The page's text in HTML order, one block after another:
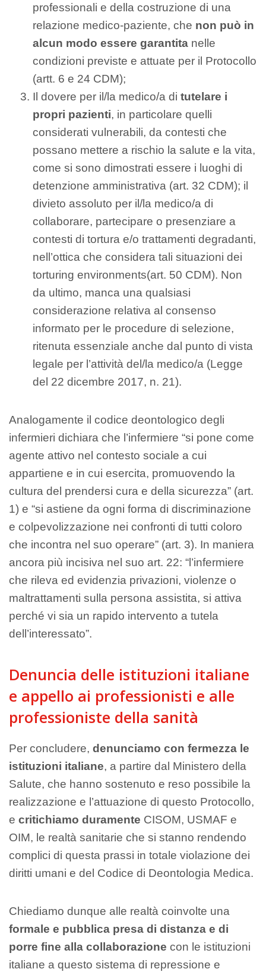
professionali e della costruzione di una
relazione medico-paziente, che non può in
alcun modo essere garantita nelle
condizioni previste e attuate per il Protocollo
(artt. 6 e 24 CDM);
Il dovere per il/la medico/a di tutelare i
propri pazienti, in particolare quelli
considerati vulnerabili, da contesti che
possano mettere a rischio la salute e la vita,
come si sono dimostrati essere i luoghi di
detenzione amministrativa (art. 32 CDM); il
divieto assoluto per il/la medico/a di
collaborare, partecipare o presenziare a
contesti di tortura e/o trattamenti degradanti,
nell’ottica che considera tali situazioni dei
torturing environments(art. 50 CDM). Non
da ultimo, manca una qualsiasi
considerazione relativa al consenso
informato per le procedure di selezione,
ritenuta essenziale anche dal punto di vista
legale per l’attività del/la medico/a (Legge
del 22 dicembre 2017, n. 21).
Analogamente il codice deontologico degli
infermieri dichiara che l’infermiere “si pone come
agente attivo nel contesto sociale a cui
appartiene e in cui esercita, promuovendo la
cultura del prendersi cura e della sicurezza” (art.
1) e “si astiene da ogni forma di discriminazione
e colpevolizzazione nei confronti di tutti coloro
che incontra nel suo operare” (art. 3). In maniera
ancora più incisiva nel suo art. 22: “l’infermiere
che rileva ed evidenzia privazioni, violenze o
maltrattamenti sulla persona assistita, si attiva
perché vi sia un rapido intervento a tutela
dell’interessato”.
Denuncia delle istituzioni italiane
e appello ai professionisti e alle
professioniste della sanità
Per concludere, denunciamo con fermezza le
istituzioni italiane, a partire dal Ministero della
Salute, che hanno sostenuto e reso possibile la
realizzazione e l’attuazione di questo Protocollo,
e critichiamo duramente CISOM, USMAF e
OIM, le realtà sanitarie che si stanno rendendo
complici di questa prassi in totale violazione dei
diritti umani e del Codice di Deontologia Medica.
Chiediamo dunque alle realtà coinvolte una
formale e pubblica presa di distanza e di
porre fine alla collaborazione con le istituzioni
italiane a questo sistema di repressione e